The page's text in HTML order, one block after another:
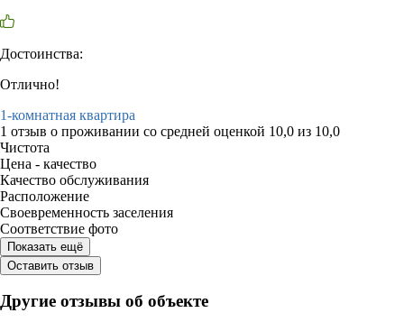
Достоинства:
Отлично!
1-комнатная квартира
1 отзыв о проживании со средней оценкой 10,0 из 10,0
Чистота
Цена - качество
Качество обслуживания
Расположение
Своевременность заселения
Соответствие фото
Показать ещё
Оставить отзыв
Другие отзывы об объекте